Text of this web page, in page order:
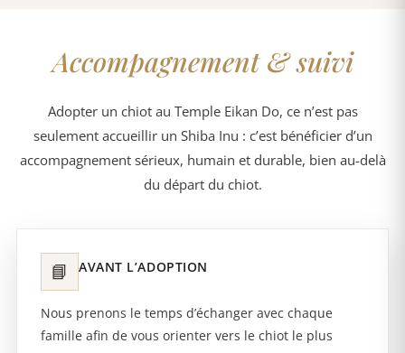
Accompagnement & suivi
Adopter un chiot au Temple Eikan Do, ce n’est pas
seulement accueillir un Shiba Inu : c’est bénéficier d’un
accompagnement sérieux, humain et durable, bien au-delà
du départ du chiot.
📘 AVANT L’ADOPTION
Nous prenons le temps d’échanger avec chaque
famille afin de vous orienter vers le chiot le plus